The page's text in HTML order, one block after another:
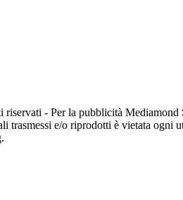
- Per la pubblicità
trasmessi e/o riprodotti è vietata ogni